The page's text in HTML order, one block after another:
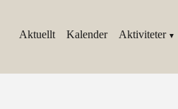
Aktuellt Kalender Aktiviteter